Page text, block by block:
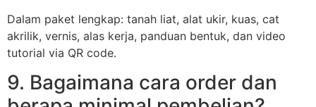
Dalam paket lengkap: tanah liat, alat ukir, kuas, cat
akrilik, vernis, alas kerja, panduan bentuk, dan video
tutorial via QR code.
9. Bagaimana cara order dan